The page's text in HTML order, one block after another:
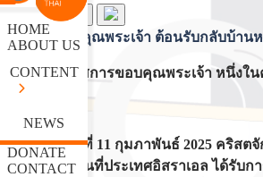
HOME
ABOUT US
CONTENT
NEWS
DONATE
CONTACT
นมัสการขอบคุณพระเจ้า ต้อนรับกลับบ้าน
คริสตจักรนมัสการขอบคุณพระเจ้า หนึ่งใ
เมื่อวันอังคารที่ 11 กุมภาพันธ์ 2025 คริส
ไทยที่ไปทำงานที่ประเทศอิสราเอล ได้รั